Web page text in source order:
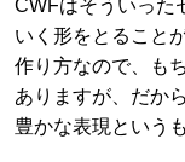
CWFはそういった
いく形をとること
作り方なので、も
ありますが、だか
豊かな表現という